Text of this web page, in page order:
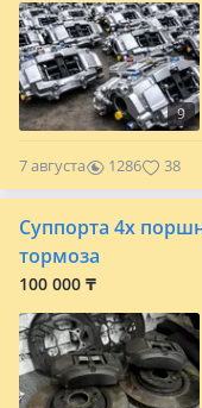
9
7 августа 1286 38
Суппорта 4х
тормоза
100 000 ₸